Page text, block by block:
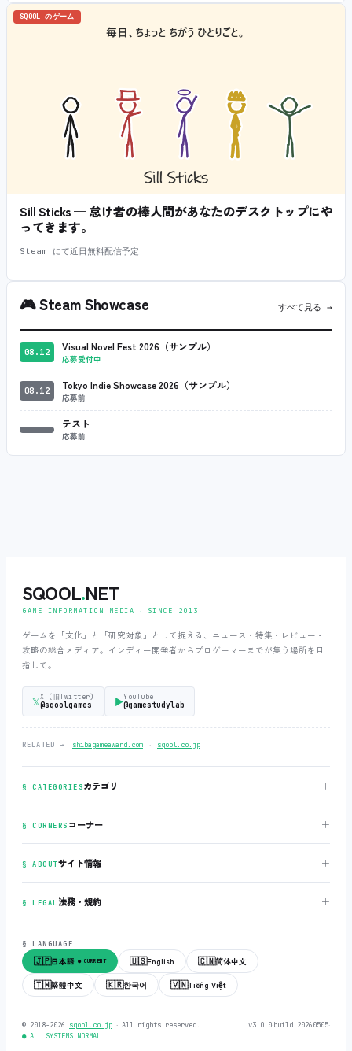
SQOOL のゲーム
Sill Sticks — 怠け者の棒人間があなたのデスクトップにや
ってきます。
Steam にて近日無料配信予定
🎮Steam Showcase すべて見る →
08.12 Visual Novel Fest 2026（サンプル）
応募受付中
08.12 Tokyo Indie Showcase 2026（サンプル）
応募前
テスト
応募前
SQOOL.NET
GAME INFORMATION MEDIA ‧ SINCE 2013
ゲームを「文化」と「研究対象」として捉える、ニュース・特集・レビュー・
攻略の総合メディア。インディー開発者からプロゲーマーまでが集う場所を目
指して。
𝕏X (旧Twitter)
@sqoolgames ▶YouTube
@gamestudylab
RELATED → shibagameaward.com ‧ sqool.co.jp
§ CATEGORIESカテゴリ ＋
§ CORNERS コーナー ＋
§ ABOUTサイト情報 ＋
§ LEGAL法務・規約 ＋
§ LANGUAGE
🇯🇵日本語 ● CURRENT 🇺🇸English 🇨🇳简体中文
🇹🇼繁體中文 🇰🇷한국어 🇻🇳Tiếng Việt
© 2018-2026 sqool.co.jp ‧ All rights reserved. v3.0.0‧build 20260505‧
● ALL SYSTEMS NORMAL